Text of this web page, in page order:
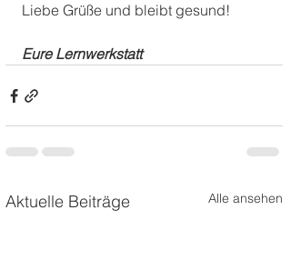
Liebe Grüße und bleibt gesund!
Eure Lernwerkstatt
Aktuelle Beiträge Alle ansehen